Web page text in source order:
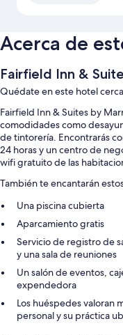
Acerca de
Fairfield Inn &
Quédate en este hotel
Fairfield Inn & Suites by
comodidades como
de tintorería. Encontrarás
24 horas y un centro de
wifi gratuito de las
También te encantarán
Una piscina cubierta
Aparcamiento gratis
Servicio de registro de
y una sala de reuniones
Un salón de eventos,
expendedora
Los huéspedes valoran
personal y su práctica